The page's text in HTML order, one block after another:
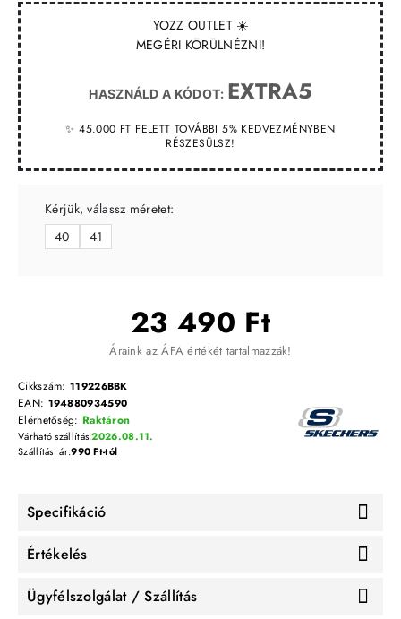
YOZZ OUTLET ☀️
MEGÉRI KÖRÜLNÉZNI!
HASZNÁLD A KÓDOT: EXTRA5
✨ 45.000 FT FELETT TOVÁBBI 5% KEDVEZMÉNYBEN
RÉSZESÜLSZ!
23 490 Ft
Áraink az ÁFA értékét tartalmazzák!
Cikkszám: 119226BBK
EAN: 194880934590
Elérhetőség: Raktáron
Várható szállítás:2026.08.11.
Szállítási ár:990 Ft-tól
Kérjük, válassz méretet:
40
41
Specifikáció
Értékelés
Ügyfélszolgálat / Szállítás